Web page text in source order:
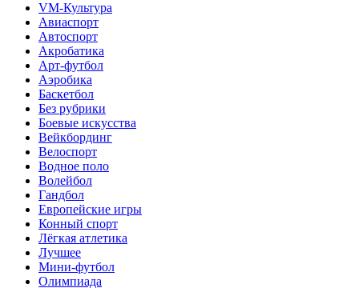
VM-Культура
Авиаспорт
Автоспорт
Акробатика
Арт-футбол
Аэробика
Баскетбол
Без рубрики
Боевые искусства
Вейкбординг
Велоспорт
Водное поло
Волейбол
Гандбол
Европейские игры
Конный спорт
Лёгкая атлетика
Лучшее
Мини-футбол
Олимпиада